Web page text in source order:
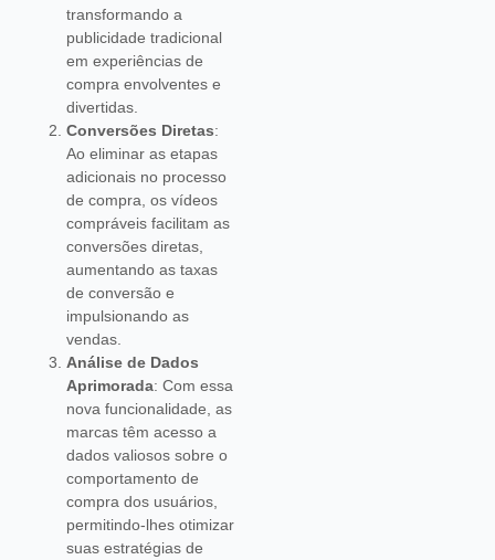
transformando a
publicidade tradicional
em experiências de
compra envolventes e
divertidas.
Conversões Diretas:
Ao eliminar as etapas
adicionais no processo
de compra, os vídeos
compráveis facilitam as
conversões diretas,
aumentando as taxas
de conversão e
impulsionando as
vendas.
Análise de Dados
Aprimorada: Com essa
nova funcionalidade, as
marcas têm acesso a
dados valiosos sobre o
comportamento de
compra dos usuários,
permitindo-lhes otimizar
suas estratégias de